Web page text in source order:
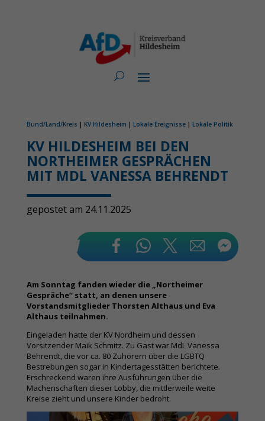
Bund/Land/Kreis | KV Hildesheim | Lokale Ereignisse| Lokale Politik
KV HILDESHEIM BEI DEN
NORTHEIMER GESPRÄCHEN
MIT MDL VANESSA BEHRENDT
gepostet am 24.11.2025
Am Sonntag fanden wieder die „Northeimer
Gespräche“ statt, an denen unsere
Vorstandsmitglieder Thorsten Althaus und Eva
Althaus teilnahmen.
Eingeladen hatte der KV Nordheim und dessen
Vorsitzender Maik Schmitz. Zu Gast war MdL Vanessa
Behrendt, die vor ca. 80 Zuhörern über die LGBTQ
Bestrebungen sogar in Kindertagesstätten berichtete.
Erschreckend waren ihre Ausführungen über die
Machenschaften dieser Lobby, die mittlerweile weite
Kreise zieht und unsere Kinder bedroht.